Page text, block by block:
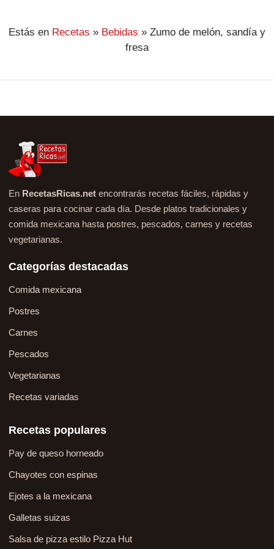
Estás en Recetas » Bebidas » Zumo de melón, sandía y
fresa
En RecetasRicas.net encontrarás recetas fáciles, rápidas y
caseras para cocinar cada día. Desde platos tradicionales y
comida mexicana hasta postres, pescados, carnes y recetas
vegetarianas.
Categorías destacadas
Comida mexicana
Postres
Carnes
Pescados
Vegetarianas
Recetas variadas
Recetas populares
Pay de queso horneado
Chayotes con espinas
Ejotes a la mexicana
Galletas suizas
Salsa de pizza estilo Pizza Hut